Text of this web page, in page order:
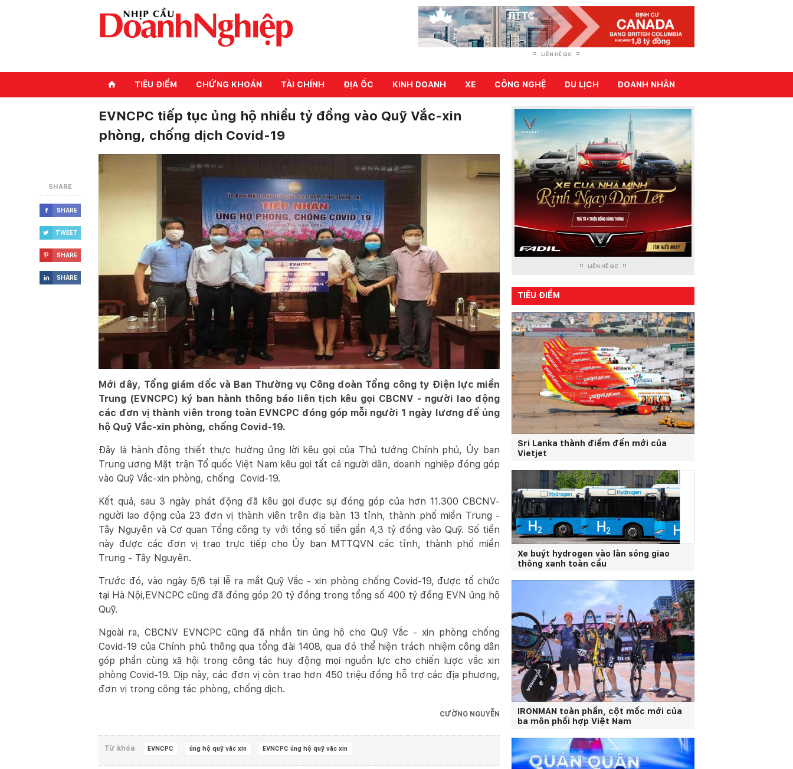
LIÊN HỆ QC
⌂ TIÊU ĐIỂM CHỨNG KHOÁN TÀI CHÍNH ĐỊA ỐC KINH DOANH XE CÔNG NGHỆ DU LỊCH DOANH NHÂN
SHARE
 SHARE
 TWEET
 SHARE
 SHARE
EVNCPC tiếp tục ủng hộ nhiều tỷ đồng vào Quỹ Vắc-xin
phòng, chống dịch Covid-19
Mới đây, Tổng giám đốc và Ban Thường vụ Công đoàn Tổng công ty Điện lực miền
Trung (EVNCPC) ký ban hành thông báo liên tịch kêu gọi CBCNV - người lao động
các đơn vị thành viên trong toàn EVNCPC đóng góp mỗi người 1 ngày lương để ủng
hộ Quỹ Vắc-xin phòng, chống Covid-19.
Đây là hành động thiết thực hưởng ứng lời kêu gọi của Thủ tướng Chính phủ, Ủy ban
Trung ương Mặt trận Tổ quốc Việt Nam kêu gọi tất cả người dân, doanh nghiệp đóng góp
vào Quỹ Vắc-xin phòng, chống Covid-19.
Kết quả, sau 3 ngày phát động đã kêu gọi được sự đóng góp của hơn 11.300 CBCNV-
người lao động của 23 đơn vị thành viên trên địa bàn 13 tỉnh, thành phố miền Trung -
Tây Nguyên và Cơ quan Tổng công ty với tổng số tiền gần 4,3 tỷ đồng vào Quỹ. Số tiền
này được các đơn vị trao trực tiếp cho Ủy ban MTTQVN các tỉnh, thành phố miền
Trung - Tây Nguyên.
Trước đó, vào ngày 5/6 tại lễ ra mắt Quỹ Vắc - xin phòng chống Covid-19, được tổ chức
tại Hà Nội,EVNCPC cũng đã đóng góp 20 tỷ đồng trong tổng số 400 tỷ đồng EVN ủng hộ
Quỹ.
Ngoài ra, CBCNV EVNCPC cũng đã nhắn tin ủng hộ cho Quỹ Vắc - xin phòng chống
Covid-19 của Chính phủ thông qua tổng đài 1408, qua đó thể hiện trách nhiệm công dân
góp phần cùng xã hội trong công tác huy động mọi nguồn lực cho chiến lược vắc xin
phòng Covid-19. Dịp này, các đơn vị còn trao hơn 450 triệu đồng hỗ trợ các địa phương,
đơn vị trong công tác phòng, chống dịch.
CƯỜNG NGUYỄN
Từ khóa EVNCPC ủng hộ quỹ vắc xin EVNCPC ủng hộ quỹ vắc xin
LIÊN HỆ QC
TIÊU ĐIỂM
Sri Lanka thành điểm đến mới của
Vietjet
Xe buýt hydrogen vào làn sóng giao
thông xanh toàn cầu
IRONMAN toàn phần, cột mốc mới của
ba môn phối hợp Việt Nam